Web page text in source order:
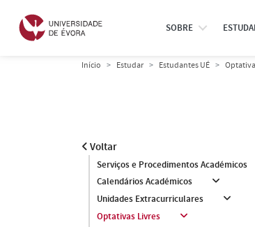
SOBRE
Início Estudar Estudantes UÉ
Voltar
Serviços e Procedimentos Académicos
Calendários Académicos
Unidades Extracurriculares
Optativas Livres